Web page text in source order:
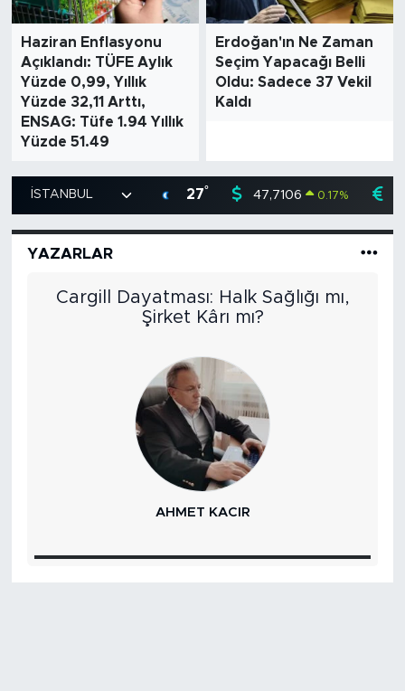
Haziran Enflasyonu
Açıklandı: TÜFE Aylık
Yüzde 0,99, Yıllık
Yüzde 32,11 Arttı,
ENSAG: Tüfe 1.94 Yıllık
Yüzde 51.49
Erdoğan'ın Ne Zaman
Seçim Yapacağı Belli
Oldu: Sadece 37 Vekil
Kaldı
27° 47,7106 0.17%
YAZARLAR
ALLAH’A ZAMAN AYIRMAK
SABRIYE TÜRKMEN KAYA
SPOR
KÜLTÜR SANAT
YAŞAM
TARİHTEN GÜNÜMÜZE
TARİH
MEDYA KÖŞESİ
FOTO GALERİ